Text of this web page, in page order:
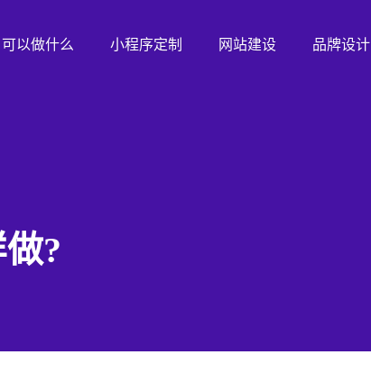
可以做什么 小程序定制 网站建设 品牌设计
?